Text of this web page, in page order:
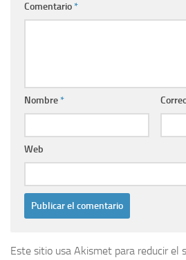
Comentario*
Nombre*
Web
Este sitio usa Akismet para reducir el